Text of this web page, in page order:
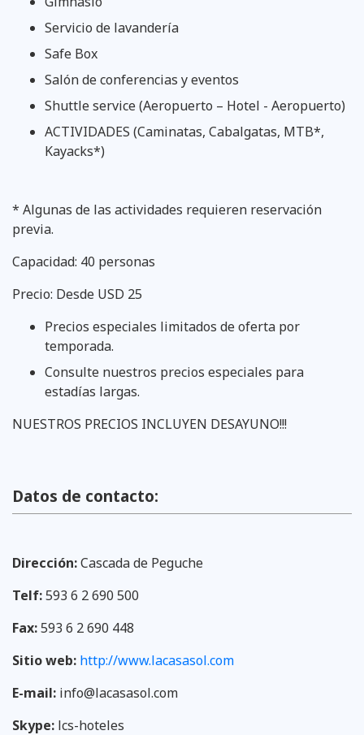
Servicio de lavandería
Safe Box
Salón de conferencias y eventos
Shuttle service (Aeropuerto – Hotel - Aeropuerto)
ACTIVIDADES (Caminatas, Cabalgatas, MTB*,
Kayacks*)
* Algunas de las actividades requieren reservación
previa.
Capacidad: 40 personas
Precio: Desde USD 25
Precios especiales limitados de oferta por
temporada.
Consulte nuestros precios especiales para
estadías largas.
NUESTROS PRECIOS INCLUYEN DESAYUNO!!!
Datos de contacto:
Dirección:Cascada de Peguche
Telf:593 6 2 690 500
Fax:593 6 2 690 448
Sitio web: http://www.lacasasol.com
E-mail: info@lacasasol.com
Skype: lcs-hoteles